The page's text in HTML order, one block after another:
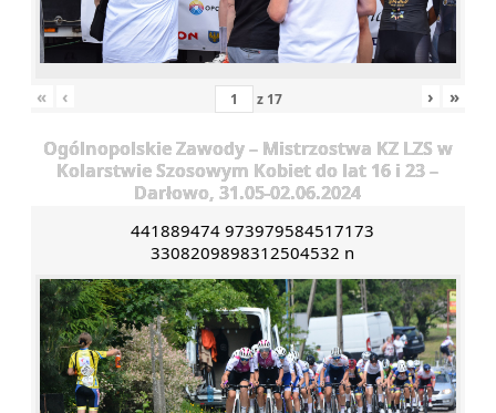
« ‹ z 17 › »
Ogólnopolskie Zawody – Mistrzostwa KZ LZS w
Kolarstwie Szosowym Kobiet do lat 16 i 23 –
Darłowo, 31.05-02.06.2024
441889474 973979584517173
3308209898312504532 n